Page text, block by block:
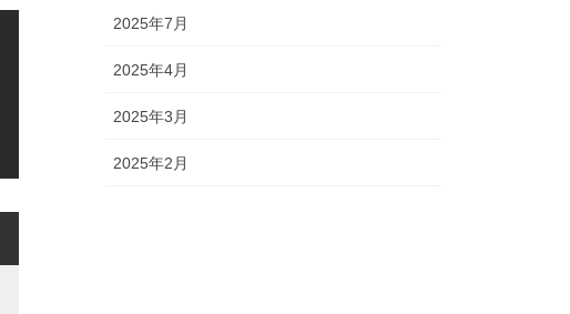
2025年7月
2025年4月
2025年3月
2025年2月